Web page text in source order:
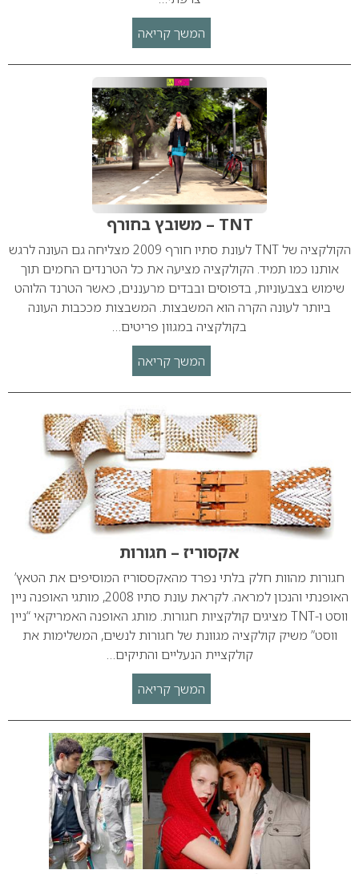
המשך קריאה
TNT – משובץ בחורף
הקולקציה של TNT לעונת סתיו חורף 2009 מצליחה גם העונה לרגש
אותנו כמו תמיד. הקולקציה מציעה את כל הטרנדים החמים תוך
שימוש בצבעוניות, בדפוסים ובבדים מרעננים, כאשר הטרנד הלוהט
ביותר לעונה הקרה הוא המשבצות. המשבצות מככבות העונה
בקולקציה במגוון פריטים…
המשך קריאה
אקסוריז – חגורות
חגורות מהוות חלק בלתי נפרד מהאקססוריז המוסיפים את הטאץ’
האופנתי והנכון למראה. לקראת עונת סתיו 2008, מותגי האופנה ניין
ווסט ו-TNT מציגים קולקציות חגורות. מותג האופנה האמריקאי “ניין
ווסט” משיק קולקציה מגוונת של חגורות לנשים, המשלימות את
קולקציית הנעליים והתיקים…
המשך קריאה